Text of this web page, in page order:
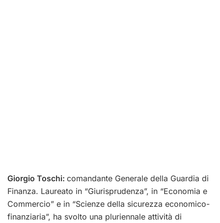
Giorgio Toschi: comandante Generale della Guardia di
Finanza. Laureato in “Giurisprudenza”, in “Economia e
Commercio” e in “Scienze della sicurezza economico-
finanziaria”, ha svolto una pluriennale attività di